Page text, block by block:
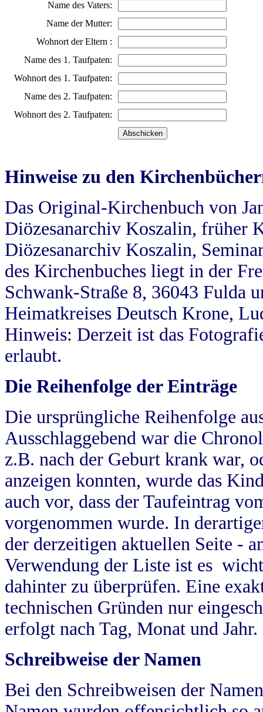
Name des Vaters:
Name der Mutter:
Wohnort der Eltern :
Name des 1. Taufpaten:
Wohnort des 1. Taufpaten:
Name des 2. Taufpaten:
Wohnort des 2. Taufpaten:
Hinweise zu den
Das Original-Kirchenbuch von
Diözesanarchiv Koszalin, früher
Diözesanarchiv Koszalin,
des Kirchenbuches liegt in der
Schwank-Straße 8, 36043 Fulda
Heimatkreises Deutsch Krone,
Hinweis: Derzeit ist das
erlaubt.
Die Reihenfolge der Einträge
Die ursprüngliche Reihenfolge
Ausschlaggebend war die
z.B. nach der Geburt krank war,
anzeigen konnten, wurde das
auch vor, dass der Taufeintrag
vorgenommen wurde. In
der derzeitigen aktuellen Seite -
Verwendung der Liste ist es
dahinter zu überprüfen. Eine
technischen Gründen nur
erfolgt nach Tag, Monat und Jahr.
Schreibweise der Namen
Bei den Schreibweisen der